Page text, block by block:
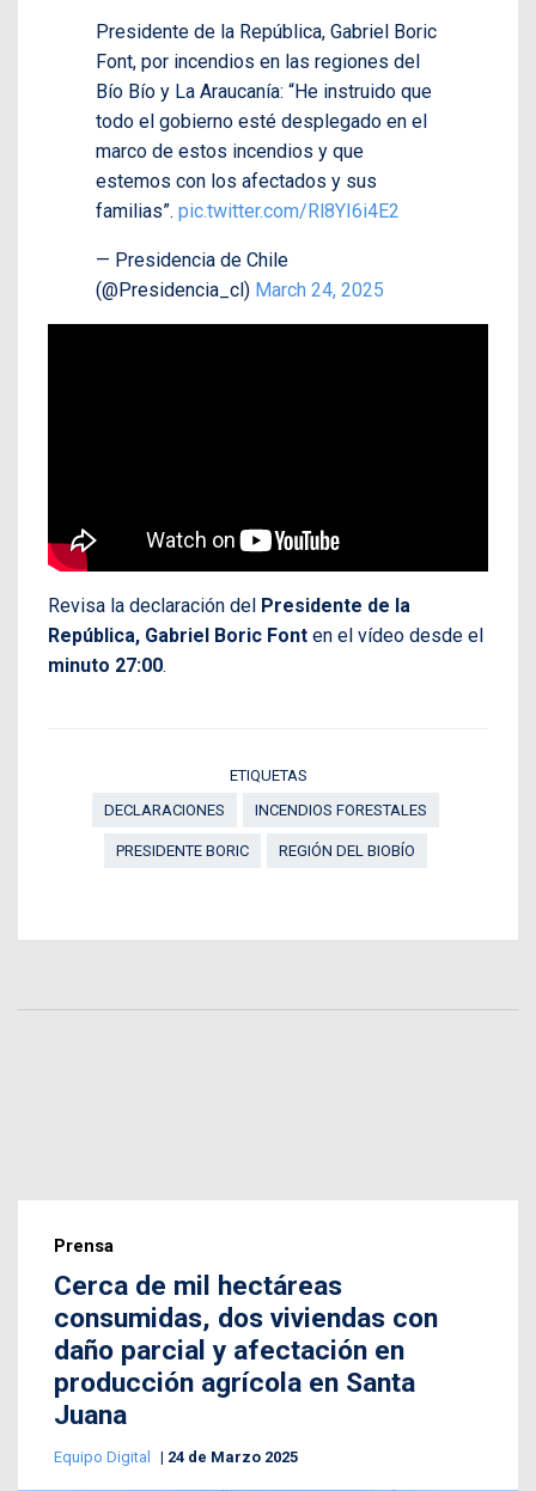
Presidente de la República, Gabriel Boric
Font, por incendios en las regiones del
Bío Bío y La Araucanía: “He instruido que
todo el gobierno esté desplegado en el
marco de estos incendios y que
estemos con los afectados y sus
familias”. pic.twitter.com/Rl8YI6i4E2
— Presidencia de Chile
(@Presidencia_cl) March 24, 2025
Revisa la declaración del Presidente de la
República, Gabriel Boric Font en el vídeo desde el
minuto 27:00.
ETIQUETAS
DECLARACIONES
INCENDIOS FORESTALES
PRESIDENTE BORIC REGIÓN DEL BIOBÍO
Prensa
Cerca de mil hectáreas
consumidas, dos viviendas con
daño parcial y afectación en
producción agrícola en Santa
Juana
Equipo Digital 24 de Marzo 2025